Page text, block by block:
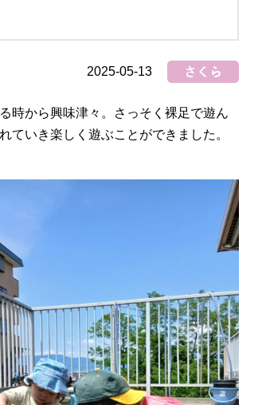
部
さくら保育園
2025-05-13
時から興味津々。さっそく裸足で遊ん
ていき楽しく遊ぶことができました。